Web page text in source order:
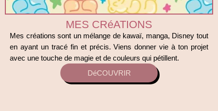
MES CRéATIONS
Mes créations sont un mélange de kawaï, manga, Disney tout
en ayant un tracé fin et précis. Viens donner vie à ton projet
avec une touche de magie et de couleurs qui pétillent.
DéCOUVRIR